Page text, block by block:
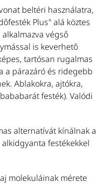
beltéri használatra,
Plus" alá köztes
végső
is keverhető
tartósan rugalmas
a párazáró és ridegebb
Ablakokra, ajtókra,
festék). Valódi
alternatívát kínálnak a
festékekkel
molekuláinak mérete